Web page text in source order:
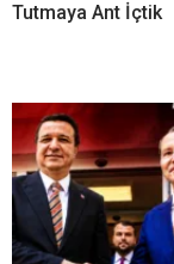
Tutmaya Ant İçtik